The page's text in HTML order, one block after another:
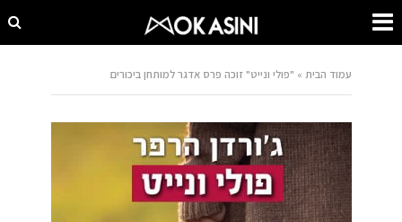
עמוד הבית » "פולי ונייט" זוכה פרס אדגר למותחן ביכורים